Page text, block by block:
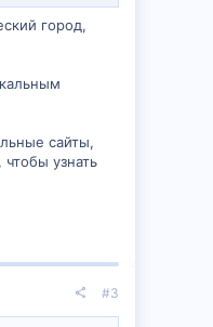
город,
сайты,
узнать
#3